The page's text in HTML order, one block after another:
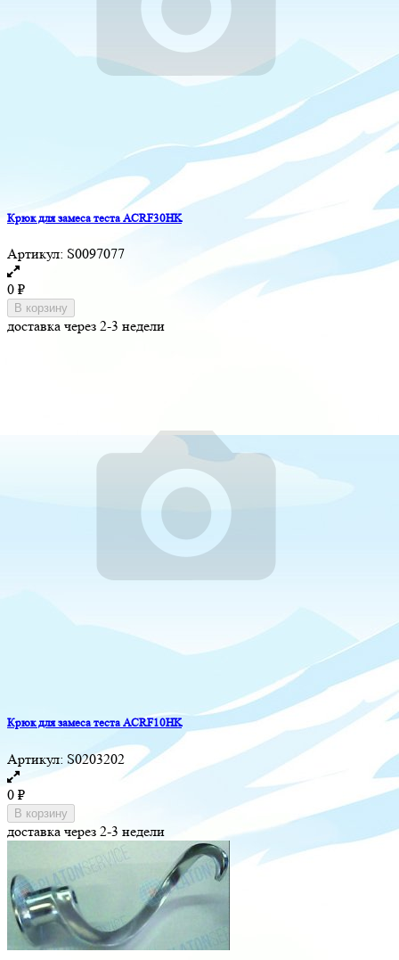
Крюк для замеса теста ACRF30HK
Артикул: S0097077
0 ₽
В корзину
доставка через 2-3 недели
Крюк для замеса теста ACRF10HK
Артикул: S0203202
0 ₽
В корзину
доставка через 2-3 недели